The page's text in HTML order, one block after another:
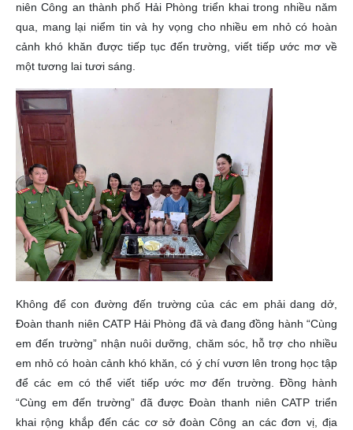
niên Công an thành phố Hải Phòng triển khai trong nhiều năm
qua, mang lại niểm tin và hy vọng cho nhiều em nhỏ có hoàn
cảnh khó khăn được tiếp tục đến trường, viết tiếp ước mơ về
một tương lai tươi sáng.
Không để con đường đến trường của các em phải dang dở,
Đoàn thanh niên CATP Hải Phòng đã và đang đồng hành “Cùng
em đến trường” nhận nuôi dưỡng, chăm sóc, hỗ trợ cho nhiều
em nhỏ có hoàn cảnh khó khăn, có ý chí vươn lên trong học tập
để các em có thể viết tiếp ước mơ đến trường. Đồng hành
“Cùng em đến trường” đã được Đoàn thanh niên CATP triển
khai rộng khắp đến các cơ sở đoàn Công an các đơn vị, địa